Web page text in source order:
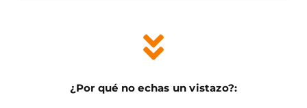
¿Por qué no echas un vistazo?: